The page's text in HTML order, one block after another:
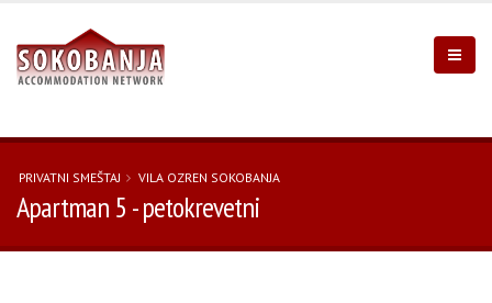
PRIVATNI SMEŠTAJ VILA OZREN SOKOBANJA
Apartman 5 - petokrevetni